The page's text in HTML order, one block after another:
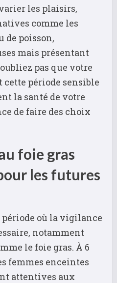
les plaisirs,
comme les
de poisson,
mais présentant
pas que votre
période sensible
la santé de votre
de faire des choix
foie gras
les futures
période où la vigilance
notamment
le foie gras. À 6
femmes enceintes
attentives aux